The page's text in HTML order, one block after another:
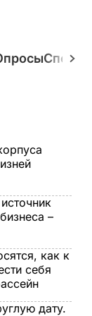
–
как к
себя
дату.